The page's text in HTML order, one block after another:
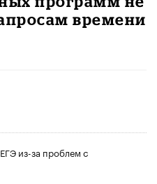
времени
из-за проблем с